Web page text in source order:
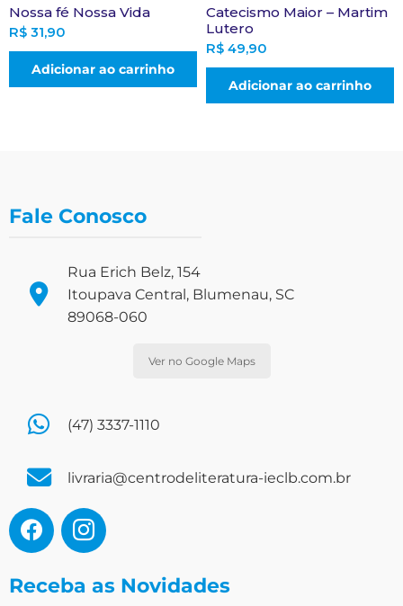
Nossa fé Nossa Vida
R$ 31,90
Adicionar ao carrinho
Catecismo Maior – Martim
Lutero
R$ 49,90
Adicionar ao carrinho
Fale Conosco
Rua Erich Belz, 154
Itoupava Central, Blumenau, SC
89068-060
Ver no Google Maps
(47) 3337-1110
livraria@centrodeliteratura-ieclb.com.br
Receba as Novidades